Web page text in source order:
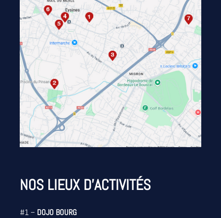
NOS LIEUX D’ACTIVITÉS
#1 – DOJO BOURG